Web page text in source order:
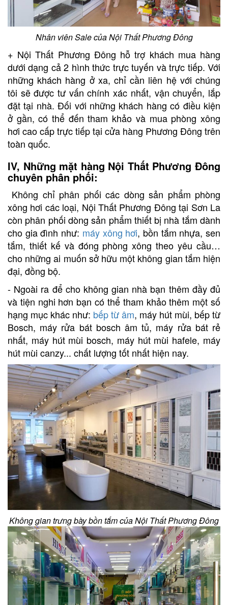
Nhân viên Sale của Nội Thất Phương Đông
+ Nội Thất Phương Đông hỗ trợ khách mua hàng
dưới dạng cả 2 hình thức trực tuyến và trực tiếp. Với
những khách hàng ở xa, chỉ cần liên hệ với chúng
tôi sẽ được tư vấn chính xác nhất, vận chuyển, lắp
đặt tại nhà. Đối với những khách hàng có điều kiện
ở gần, có thể đến tham khảo và mua phòng xông
hơi cao cấp trực tiếp tại cửa hàng Phương Đông trên
toàn quốc.
IV, Những mặt hàng Nội Thất Phương Đông
chuyên phân phối:
Không chỉ phân phối các dòng sản phẩm phòng
xông hơi các loại, Nội Thất Phương Đông tại Sơn La
còn phân phối dòng sản phẩm thiết bị nhà tắm dành
cho gia đình như: máy xông hơi, bồn tắm nhựa, sen
tắm, thiết kế và đóng phòng xông theo yêu cầu…
cho những ai muốn sở hữu một không gian tắm hiện
đại, đồng bộ.
- Ngoài ra để cho không gian nhà bạn thêm đầy đủ
và tiện nghi hơn bạn có thể tham khảo thêm một số
hạng mục khác như: bếp từ âm, máy hút mùi, bếp từ
Bosch, máy rửa bát bosch âm tủ, máy rửa bát rẻ
nhất, máy hút mùi bosch, máy hút mùi hafele, máy
hút mùi canzy... chất lượng tốt nhất hiện nay.
Không gian trưng bày bồn tắm của Nội Thất Phương Đông